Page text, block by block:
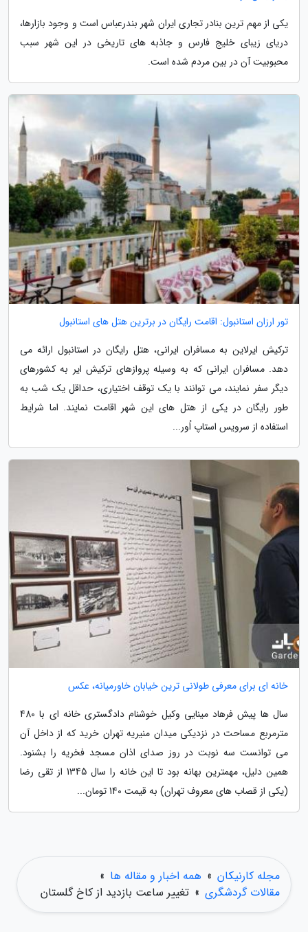
یکی از مهم ترین بنادر تجاری ایران شهر بندرعباس است و وجود بازارها،
دریای زیبای خلیج فارس و جاذبه های تاریخی در این شهر سبب
محبوبیت آن در بین مردم شده است.
تور ارزان استانبول: اقامت رایگان در برترین هتل های استانبول
ترکیش ایرلاین به مسافران ایرانی، هتل رایگان در استانبول ارائه می
دهد. مسافران ایرانی که به وسیله پروازهای ترکیش ایر به کشورهای
دیگر سفر نمایند، می توانند با یک توقف اختیاری، حداقل یک شب به
طور رایگان در یکی از هتل های این شهر اقامت نمایند. اما شرایط
استفاده از سرویس استاپ اُور...
خانه ای برای معرفی طولانی ترین خیابان خاورمیانه، عکس
سال ها پیش فرهاد مینایی وکیل خوشنام دادگستری خانه ای با 480
مترمربع مساحت در نزدیکی میدان منیریه تهران خرید که از داخل آن
می توانست سه نوبت در روز صدای اذان مسجد فخریه را بشنود.
همین دلیل، مهمترین بهانه بود تا این خانه را سال 1345 از تقی رضا
(یکی از قصاب های معروف تهران) به قیمت 140 تومان...
مجله کارنیکان » همه اخبار و مقاله ها »
مقالات گردشگری » تغییر ساعت بازدید از کاخ گلستان